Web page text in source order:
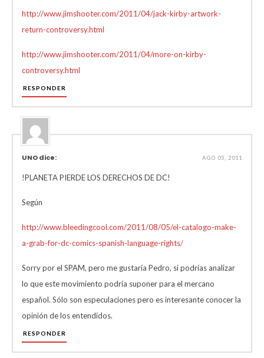
http://www.jimshooter.com/2011/04/jack-kirby-artwork-
return-controversy.html
http://www.jimshooter.com/2011/04/more-on-kirby-
controversy.html
RESPONDER
UNO dice: AGO 05, 2011
!PLANETA PIERDE LOS DERECHOS DE DC!
Según
http://www.bleedingcool.com/2011/08/05/el-catalogo-make-
a-grab-for-dc-comics-spanish-language-rights/
Sorry por el SPAM, pero me gustaría Pedro, si podrías analizar
lo que este movimiento podría suponer para el mercano
español. Sólo son especulaciones pero es interesante conocer la
opinión de los entendidos.
RESPONDER